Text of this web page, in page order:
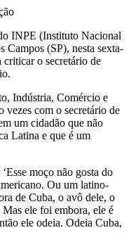
INPE (Instituto Nacional
Campos (SP), nesta sexta-
o secretário de
Indústria, Comércio e
vezes com o secretário de
um cidadão que não
Latina e que é um
moço não gosta do
Ou um latino-
de Cuba, o avô dele, o
ele foi embora, ele é
ele odeia. Odeia Cuba,